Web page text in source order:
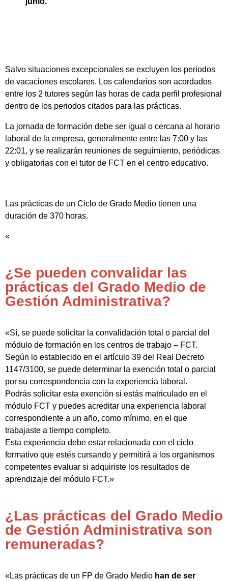
Salvo situaciones excepcionales se excluyen los periodos
de vacaciones escolares. Los calendarios son acordados
entre los 2 tutores según las horas de cada perfil profesional
dentro de los periodos citados para las prácticas.
La jornada de formación debe ser igual o cercana al horario
laboral de la empresa, generalmente entre las 7:00 y las
22:01, y se realizarán reuniones de seguimiento, periódicas
y obligatorias con el tutor de FCT en el centro educativo.
Las prácticas de un Ciclo de Grado Medio tienen una
duración de 370 horas.
«
¿Se pueden convalidar las
prácticas del Grado Medio de
Gestión Administrativa?
«Sí, se puede solicitar la convalidación total o parcial del
módulo de formación en los centros de trabajo – FCT.
Según lo establecido en el artículo 39 del Real Decreto
1147/3100, se puede determinar la exención total o parcial
por su correspondencia con la experiencia laboral.
Podrás solicitar esta exención si estás matriculado en el
módulo FCT y puedes acreditar una experiencia laboral
correspondiente a un año, como mínimo, en el que
trabajaste a tiempo completo.
Esta experiencia debe estar relacionada con el ciclo
formativo que estés cursando y permitirá a los organismos
competentes evaluar si adquiriste los resultados de
aprendizaje del módulo FCT.»
¿Las prácticas del Grado Medio
de Gestión Administrativa son
remuneradas?
«Las prácticas de un FP de Grado Medio han de ser